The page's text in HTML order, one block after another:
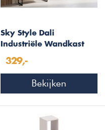
Sky Style Dali
Industriële Wandkast
Hoog
329,-
Bekijken